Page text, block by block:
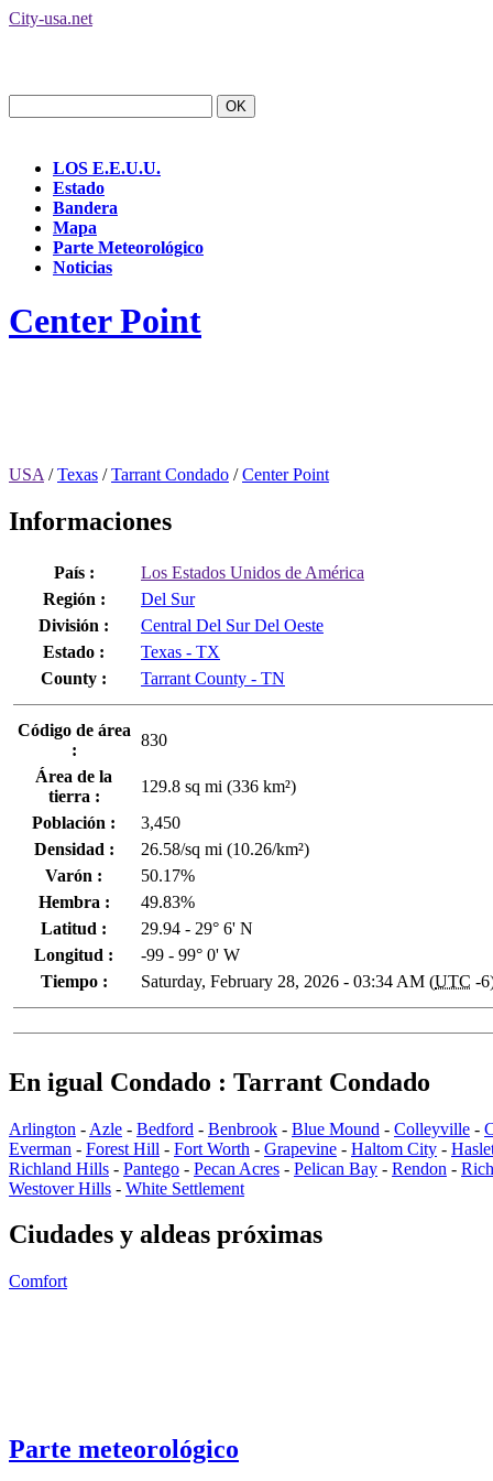
City-usa.net
LOS E.E.U.U.
Estado
Bandera
Mapa
Parte Meteorológico
Noticias
Center Point
USA /Texas /Tarrant Condado /Center Point
Informaciones
País :
Los Estados Unidos de América
Región :
Del Sur
División :
Central Del Sur Del Oeste
Estado :
Texas - TX
County :
Tarrant County - TN
Código de área
:
830
Área de la
tierra :
129.8 sq mi (336 km²)
Población :
3,450
Densidad :
26.58/sq mi (10.26/km²)
Varón :
50.17%
Hembra :
49.83%
Latitud :
29.94 - 29° 6' N
Longitud :
-99 - 99° 0' W
Tiempo :
Saturday, February 28, 2026 - 03:34 AM (UTC -
En igual Condado : Tarrant Condado
Arlington - Azle - Bedford - Benbrook - Blue Mound - Colleyville -
Everman - Forest Hill - Fort Worth - Grapevine - Haltom City -
Richland Hills - Pantego - Pecan Acres - Pelican Bay - Rendon -
Westover Hills - White Settlement
Ciudades y aldeas próximas
Comfort
Parte meteorológico